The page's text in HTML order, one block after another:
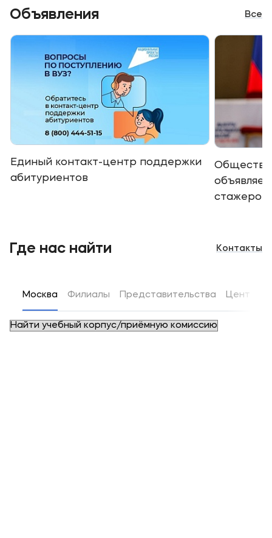
Объявления Все
Единый контакт-центр поддержки
абитуриентов
стажеров
выборами
Где нас найти Контакты
Москва Филиалы Представительства Центры